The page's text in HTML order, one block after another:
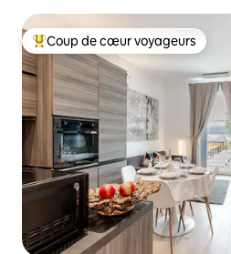
Coups de cœur voyageurs les
Coup de cœur voyageurs